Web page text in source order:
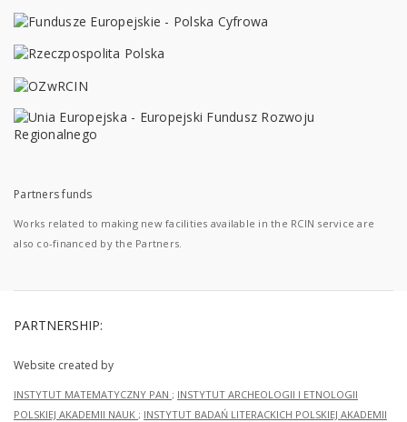
Partners funds
Works related to making new facilities available in the RCIN service are
also co-financed by the Partners.
PARTNERSHIP:
Website created by
INSTYTUT MATEMATYCZNY PAN ; INSTYTUT ARCHEOLOGII I ETNOLOGII
POLSKIEJ AKADEMII NAUK ; INSTYTUT BADAŃ LITERACKICH POLSKIEJ AKADEMII